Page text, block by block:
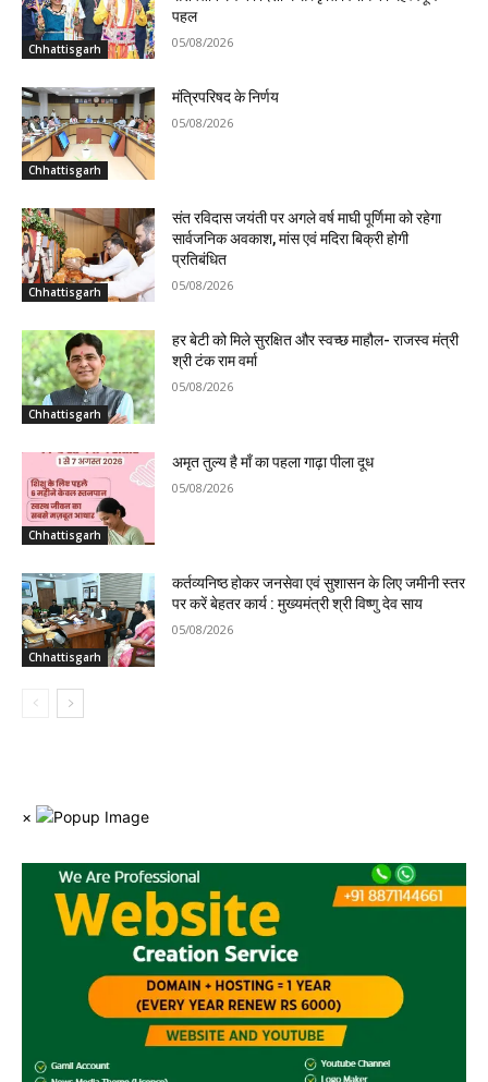
Chhattisgarh
पहल
05/08/2026
Chhattisgarh
मंत्रिपरिषद के निर्णय
05/08/2026
Chhattisgarh
संत रविदास जयंती पर अगले वर्ष माघी पूर्णिमा को रहेगा
सार्वजनिक अवकाश, मांस एवं मदिरा बिक्री होगी
प्रतिबंधित
05/08/2026
Chhattisgarh
हर बेटी को मिले सुरक्षित और स्वच्छ माहौल- राजस्व मंत्री
श्री टंक राम वर्मा
05/08/2026
Chhattisgarh
अमृत तुल्य है माँ का पहला गाढ़ा पीला दूध
05/08/2026
Chhattisgarh
कर्तव्यनिष्ठ होकर जनसेवा एवं सुशासन के लिए जमीनी स्तर
पर करें बेहतर कार्य : मुख्यमंत्री श्री विष्णु देव साय
05/08/2026
×